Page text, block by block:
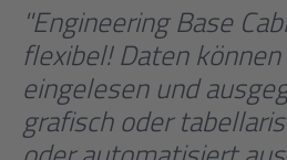
"Engineering Base
flexibel! Daten
eingelesen und
grafisch oder